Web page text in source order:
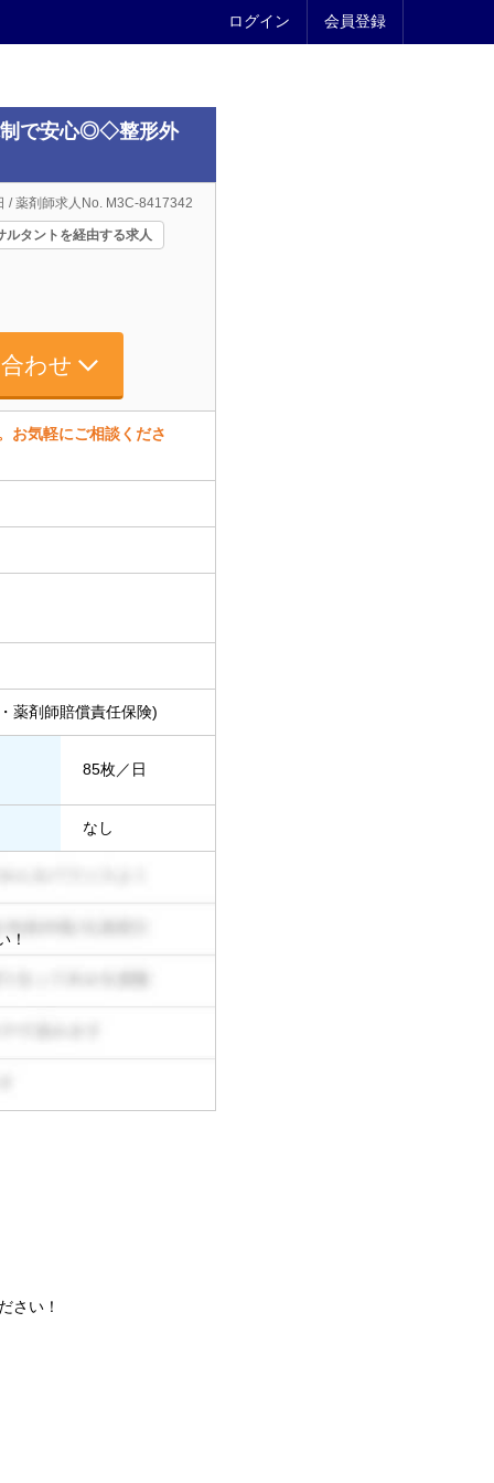
ログイン 会員登録
制で安心◎◇整形外
/ 薬剤師求人No. M3C-8417342
ルタントを経由する求人
わせ
お気軽にご相談くださ
薬剤師賠償責任保険)
85枚／日
なし
！
さい！